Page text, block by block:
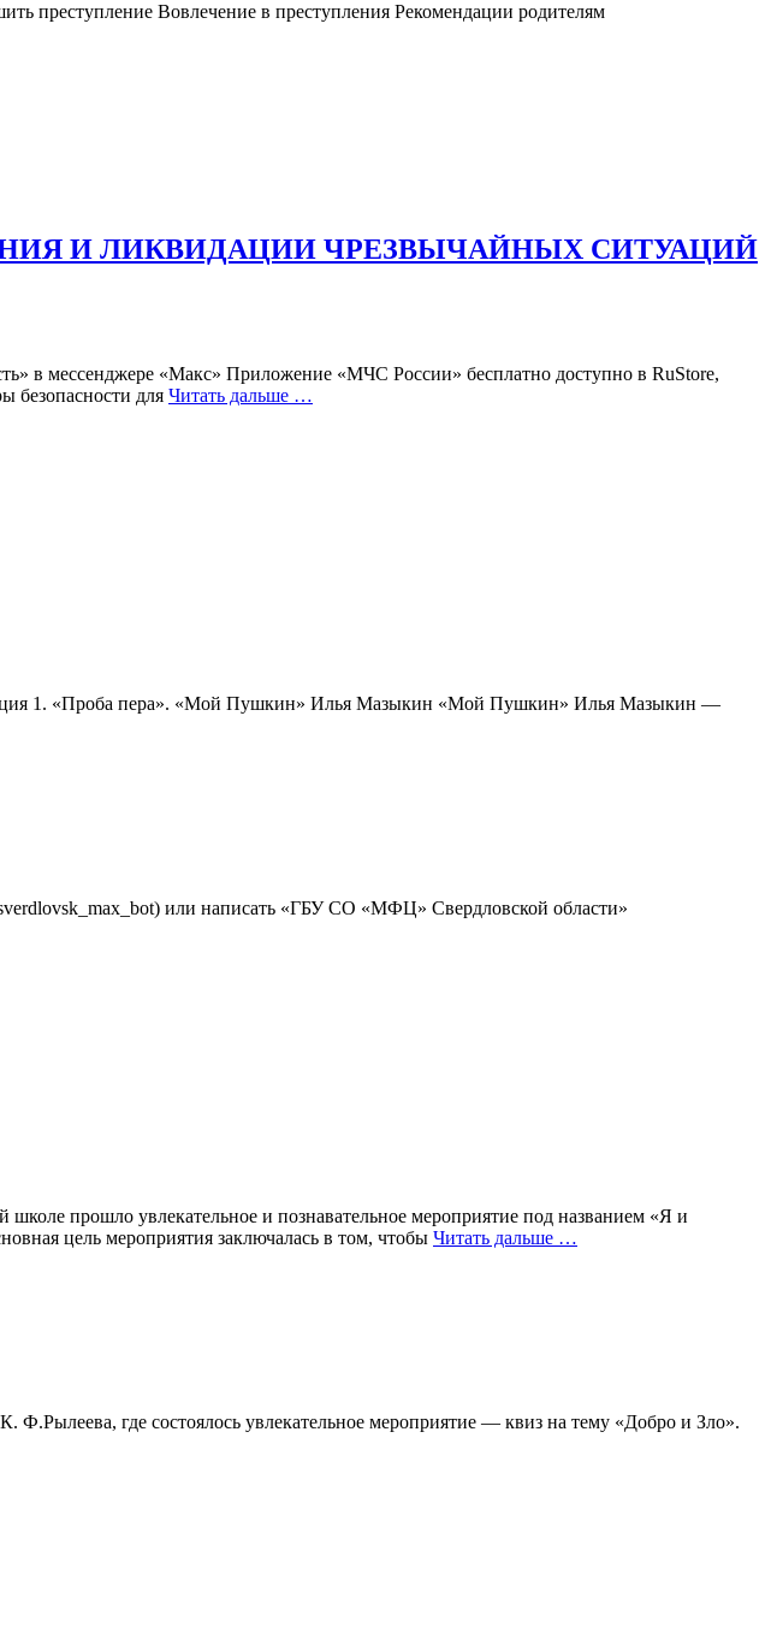
преступление Вовлечение в преступления Рекомендации родителям
И ЛИКВИДАЦИИ ЧРЕЗВЫЧАЙНЫХ СИТУАЦИЙ
в мессенджере «Макс» Приложение «МЧС России» бесплатно доступно в RuStore,
безопасности для Читать дальше …
1. «Проба пера». «Мой Пушкин» Илья Мазыкин «Мой Пушкин» Илья Мазыкин —
или написать «ГБУ СО «МФЦ» Свердловской области»
школе прошло увлекательное и познавательное мероприятие под названием «Я и
цель мероприятия заключалась в том, чтобы Читать дальше …
где состоялось увлекательное мероприятие — квиз на тему «Добро и Зло».